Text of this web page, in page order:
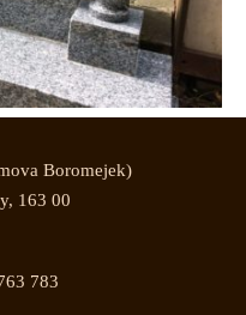
Boromejek)
163 00
783